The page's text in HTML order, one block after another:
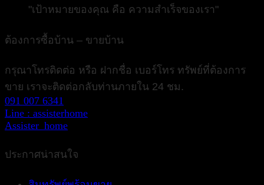
"เป้าหมายของคุณ คือ ความสำเร็จของเรา"
ต้องการซื้อบ้าน – ขายบ้าน
กรุณาโทรติดต่อ หรือ ฝากชื่อ เบอร์โทร ทรัพย์ที่ต้องการ
ขาย เราจะติดต่อกลับท่านภายใน 24 ชม.
091 007 6341
Line : assisterhome
Assister_home
ประกาศน่าสนใจ